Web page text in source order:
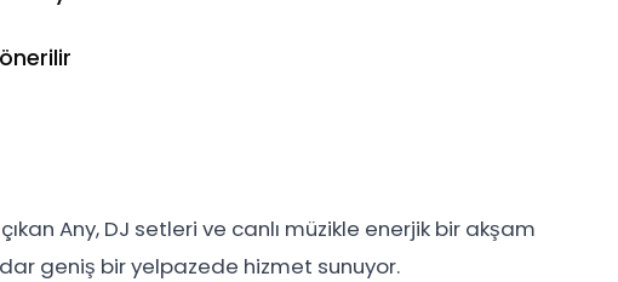
Any, DJ setleri ve canlı müzikle enerjik bir akşam
geniş bir yelpazede hizmet sunuyor.